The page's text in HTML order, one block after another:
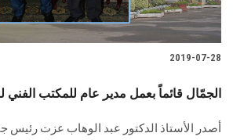
2019-07-28
الجمّال قائماً بعمل مدير عام للمكتب
أصدر الأستاذ الدكتور عبد الوهاب عزت